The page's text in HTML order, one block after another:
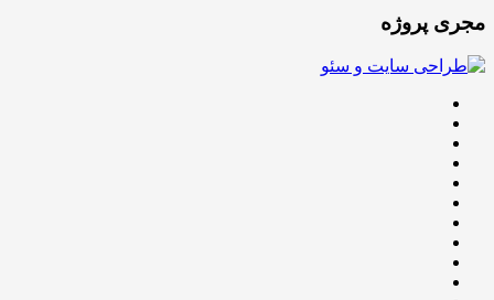
مجری پروژه